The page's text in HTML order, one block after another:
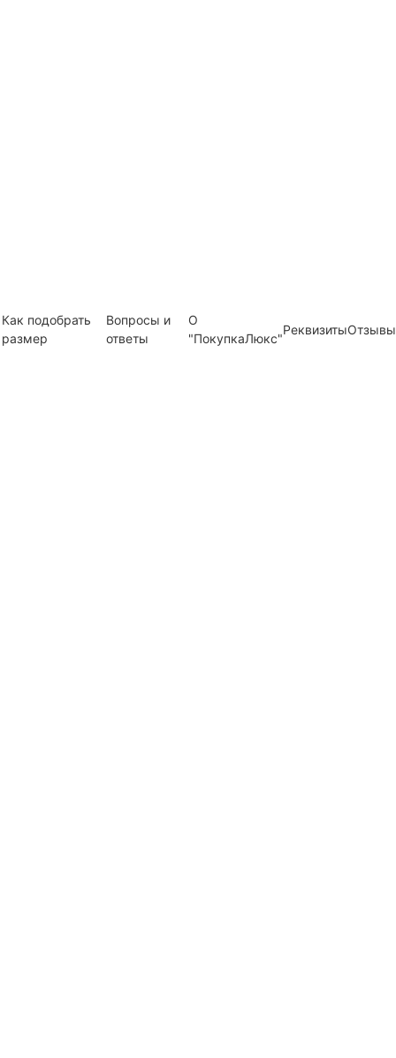
Как подобрать
размер
Вопросы и
ответы
О
"ПокупкаЛюкс"
РеквизитыОтзывы